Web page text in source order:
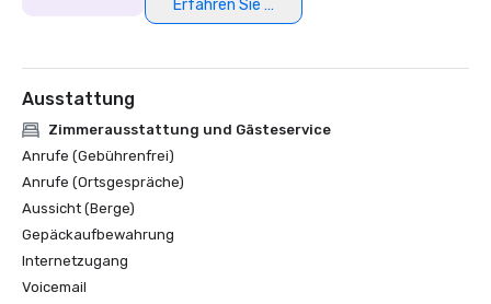
Erfahren Sie mehr
Ausstattung
Zimmerausstattung und Gästeservice
Anrufe (Gebührenfrei)
Anrufe (Ortsgespräche)
Aussicht (Berge)
Gepäckaufbewahrung
Internetzugang
Voicemail